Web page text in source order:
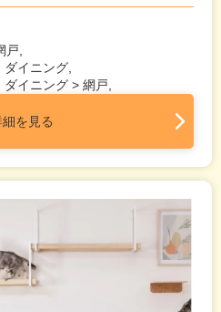
,
イニング,
イニング > 網戸,
細を見る